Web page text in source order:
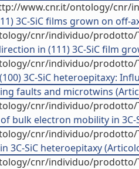
www.cnr.it/ontology/cnr/
3C-SiC films grown on off-
cnr/individuo/prodotto/
in (111) 3C-SiC film
cnr/individuo/prodotto/
3C-SiC heteroepitaxy:
faults and microtwins
cnr/individuo/prodotto/
bulk electron mobility in
cnr/individuo/prodotto/
3C-SiC heteroepitaxy
cnr/individuo/prodotto/